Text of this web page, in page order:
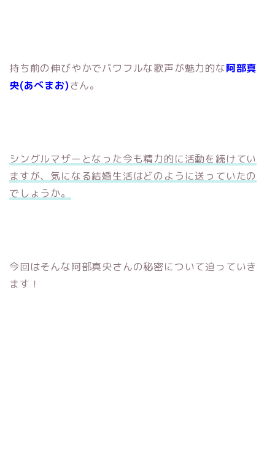
持ち前の伸びやかでパワフルな歌声が魅力的な阿部真
央(あべまお)さん。
シングルマザーとなった今も精力的に活動を続けてい
ますが、気になる結婚生活はどのように送っていたの
でしょうか。
今回はそんな阿部真央さんの秘密について迫っていき
ます！